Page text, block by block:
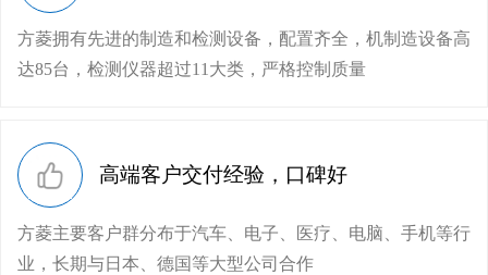
方菱拥有先进的制造和检测设备，配置齐全，机制造设备高
达85台，检测仪器超过11大类，严格控制质量
高端客户交付经验，口碑好
方菱主要客户群分布于汽车、电子、医疗、电脑、手机等行
业，长期与日本、德国等大型公司合作